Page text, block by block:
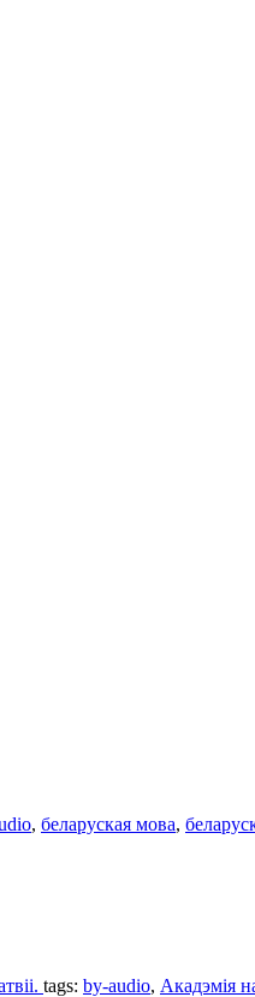
, беларуская мова,
tags: by-audio, Акадэмія